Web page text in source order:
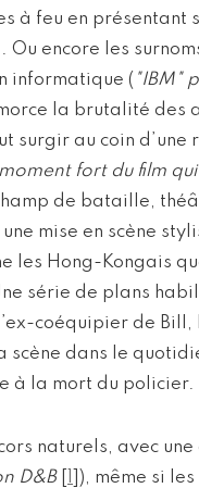
à feu en présentant
Ou encore les
informatique ( "IBM"
la brutalité des
surgir au coin d’une
moment fort du film
de bataille,
mise en scène
les Hong-Kongais
série de plans
coéquipier de Bill,
dans le
à la mort du policier.
naturels, avec
D&B[
), même si